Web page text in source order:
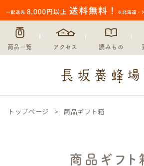
商品一覧 アクセス 読みもの
トップページ 商品ギフト箱
商品ギフト